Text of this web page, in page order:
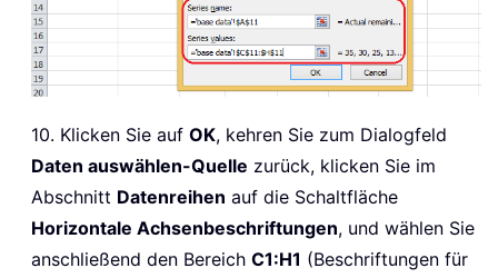
10. Klicken Sie auf OK, kehren Sie zum Dialogfeld
Daten auswählen-Quelle zurück, klicken Sie im
Abschnitt Datenreihen auf die Schaltfläche
Horizontale Achsenbeschriftungen, und wählen Sie
anschließend den Bereich C1:H1 (Beschriftungen für